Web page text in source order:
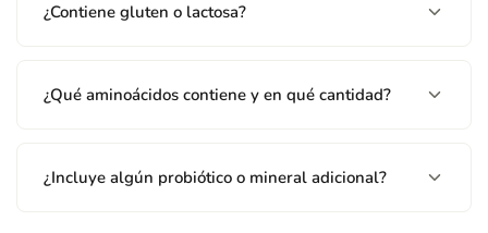
¿Contiene gluten o lactosa?
¿Qué aminoácidos contiene y en qué cantidad?
¿Incluye algún probiótico o mineral adicional?